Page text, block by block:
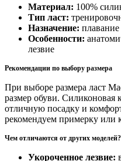
Материал: 100%
Тип ласт:
Назначение: плавание
Особенности:
лезвие
Рекомендации по выбору размера
При выборе размера ласт
размер обуви. Силиконовая
отличную посадку и
рекомендуем примерку или
Чем отличаются от других моделей?
Укороченное лезвие: